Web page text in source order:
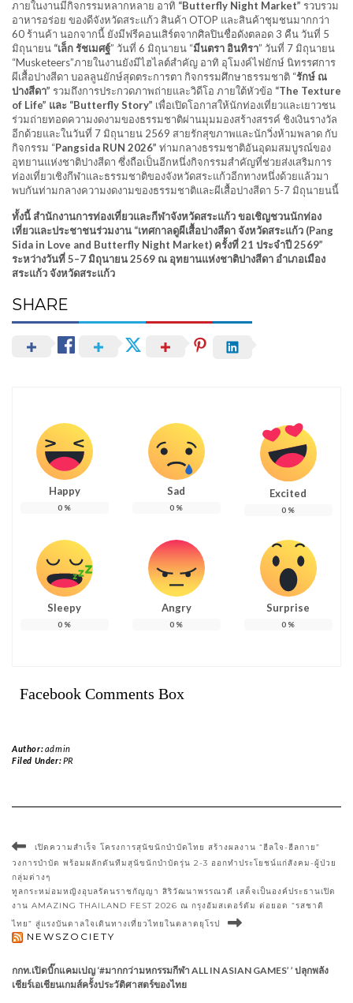
ภายในงานมีกิจกรรมหลากหลาย อาทิ “Butterfly Night Market” รวบรวม
อาหารอร่อย ของดีจังหวัดสระแก้ว สินค้า OTOP และสินค้าชุมชนมากกว่า
60 ร้านค้า นอกจากนี้ ยังมีฟรีคอนเสิร์ตจากศิลปินชื่อดังตลอด 3 คืน วันที่ 5
มิถุนายน “เล็ก รัชเมศฐ์” วันที่ 6 มิถุนายน “มีนตรา อินทิรา” วันที่ 7 มิถุนายน
“Musketeers”ภายในงานยังมีไฮไลต์สำคัญ อาทิ อุโมงค์ไฟยักษ์ นิทรรศการ
ผีเสื้อปางสีดา บอลลูนยักษ์สุดตระการตา กิจกรรมศึกษาธรรมชาติ “รักษ์ ณ
ปางสีดา” รวมถึงการประกวดภาพถ่ายและวิดีโอ ภายใต้หัวข้อ “The Texture
of Life” และ “Butterfly Story” เพื่อเปิดโอกาสให้นักท่องเที่ยวและเยาวชน
ร่วมถ่ายทอดความงดงามของธรรมชาติผ่านมุมมองสร้างสรรค์ ชิงเงินรางวัล
อีกด้วยและในวันที่ 7 มิถุนายน 2569 สายรักสุขภาพและนักวิ่งห้ามพลาด กับ
กิจกรรม “Pangsida RUN 2026” ท่ามกลางธรรมชาติอันอุดมสมบูรณ์ของ
อุทยานแห่งชาติปางสีดา ซึ่งถือเป็นอีกหนึ่งกิจกรรมสำคัญที่ช่วยส่งเสริมการ
ท่องเที่ยวเชิงกีฬาและธรรมชาติของจังหวัดสระแก้วอีกทางหนึ่งด้วยแล้วมา
พบกันท่ามกลางความงดงามของธรรมชาติและผีเสื้อปางสีดา 5-7 มิถุนายนนี้
ทั้งนี้ สำนักงานการท่องเที่ยวและกีฬาจังหวัดสระแก้ว ขอเชิญชวนนักท่อง
เที่ยวและประชาชนร่วมงาน “เทศกาลดูผีเสื้อปางสีดา จังหวัดสระแก้ว (Pang
Sida in Love and Butterfly Night Market) ครั้งที่ 21 ประจำปี 2569”
ระหว่างวันที่ 5–7 มิถุนายน 2569 ณ อุทยานแห่งชาติปางสีดา อำเภอเมือง
สระแก้ว จังหวัดสระแก้ว
SHARE
Happy
0 %
Sad
0 %
Excited
0 %
Sleepy
0 %
Angry
0 %
Surprise
0 %
Facebook Comments Box
Author:admin
Filed Under:PR
เปิดความสำเร็จ โครงการสุนัขนักบำบัดไทย สร้างผลงาน “ฮีลใจ-ฮีลกาย”
วงการบำบัด พร้อมผลักดันทีมสุนัขนักบำบัดรุ่น 2-3 ออกทำประโยชน์แก่สังคม-ผู้ป่วย
กลุ่มต่างๆ
ทูลกระหม่อมหญิงอุบลรัตนราชกัญญา สิริวัฒนาพรรณวดี เสด็จเป็นองค์ประธานเปิด
งาน AMAZING THAILAND FEST 2026 ณ กรุงอัมสเตอร์ดัม ต่อยอด “รสชาติ
ไทย” สู่แรงบันดาลใจเดินทางเที่ยวไทยในตลาดยุโรป
NEWSZOCIETY
กกท.เปิดบิ๊กแคมเปญ ‘#มากกว่ามหกรรมกีฬา ALL IN ASIAN GAMES’ ’ ปลุกพลัง
เชียร์เอเชียนเกมส์ครั้งประวัติศาสตร์ของไทย